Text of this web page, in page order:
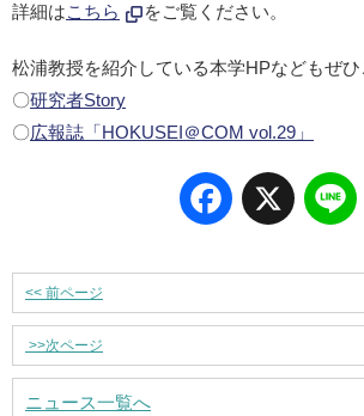
詳細はこちら をご覧ください。
松浦教授を紹介している本学HPなどもぜひ
〇研究者Story
〇広報誌「HOKUSEI＠COM vol.29」
X
<< 前ページ
>>次ページ
ニュース一覧へ